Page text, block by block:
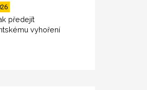
předejít
vyhoření